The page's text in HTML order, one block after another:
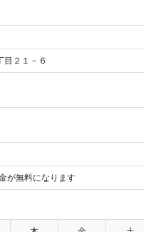
目２１－６
が無料になります